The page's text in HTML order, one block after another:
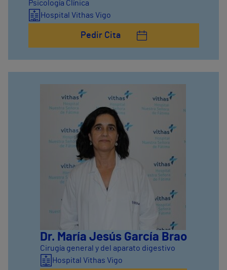
Psicología Clínica
Hospital Vithas Vigo
Pedir Cita
Dr. María Jesús García Brao
Cirugía general y del aparato digestivo
Hospital Vithas Vigo